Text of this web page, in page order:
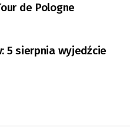
de Pologne
5 sierpnia wyjedźcie